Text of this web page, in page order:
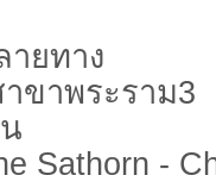
ายทาง
ขาพระราม3
Sathorn -